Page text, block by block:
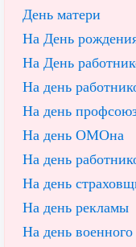
День матери
На День
На День
На день
На день
На день ОМОна
На день
На день
На день рекламы
На день военного